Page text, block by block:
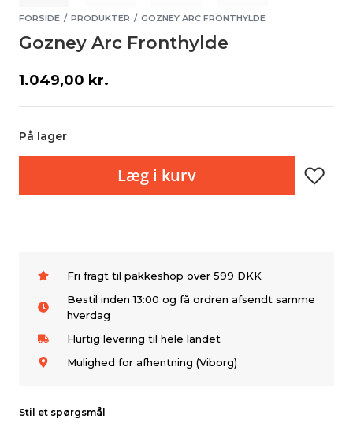
FORSIDE / PRODUKTER / GOZNEY ARC FRONTHYLDE
Gozney Arc Fronthylde
1.049,00 kr.
På lager
Læg i kurv
Fri fragt til pakkeshop over 599 DKK
Bestil inden 13:00 og få ordren afsendt samme
hverdag
Hurtig levering til hele landet
Mulighed for afhentning (Viborg)
Stil et spørgsmål